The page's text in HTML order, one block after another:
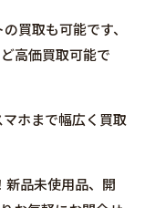
買取も可能です、
高価買取可能で
ホまで幅広く買取
品未使用品、開